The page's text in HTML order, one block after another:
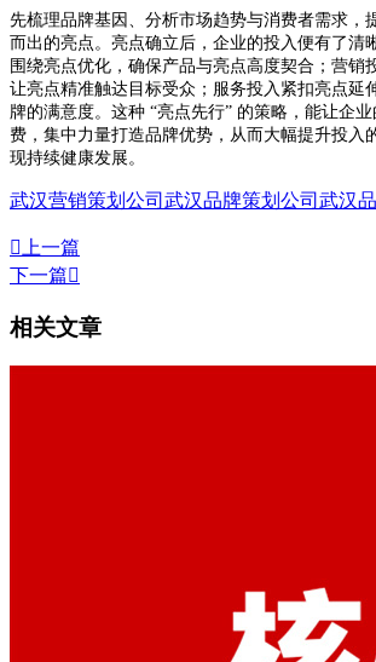
先梳理品牌基因、分析市场趋势与消费者需求，
而出的亮点。亮点确立后，企业的投入便有了清
围绕亮点优化，确保产品与亮点高度契合；营销
让亮点精准触达目标受众；服务投入紧扣亮点延
牌的满意度。这种 “亮点先行” 的策略，能让企
费，集中力量打造品牌优势，从而大幅提升投入
现持续健康发展。
武汉营销策划公司 武汉品牌策划公司 武汉
 上一篇
下一篇
相关文章